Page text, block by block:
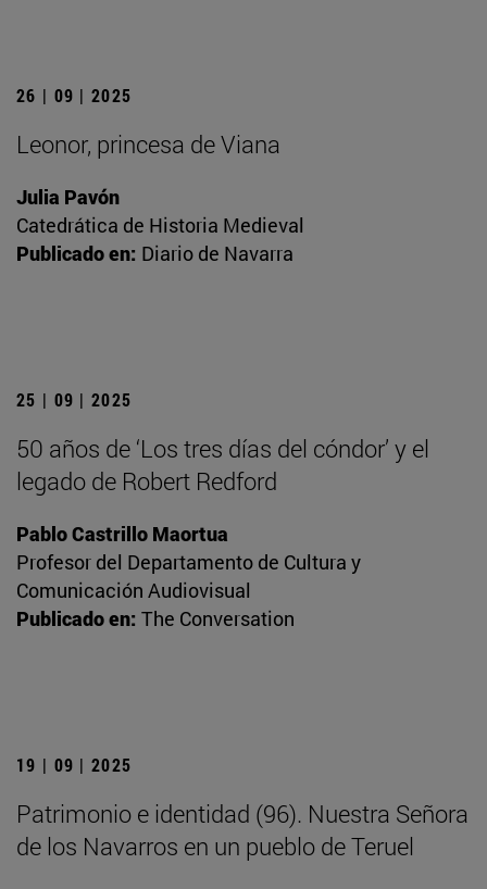
26 | 09 | 2025
Leonor, princesa de Viana
Julia Pavón
Catedrática de Historia Medieval
Publicado en: Diario de Navarra
25 | 09 | 2025
50 años de ‘Los tres días del cóndor’ y el
legado de Robert Redford
Pablo Castrillo Maortua
Profesor del Departamento de Cultura y
Comunicación Audiovisual
Publicado en: The Conversation
19 | 09 | 2025
Patrimonio e identidad (96). Nuestra Señora
de los Navarros en un pueblo de Teruel